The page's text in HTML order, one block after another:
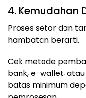
4. Kemudahan
Proses setor dan
hambatan berarti.
Cek metode
bank, e-wallet,
batas minimum